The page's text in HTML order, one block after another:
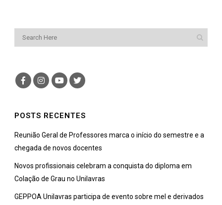
POSTS RECENTES
Reunião Geral de Professores marca o início do semestre e a
chegada de novos docentes
Novos profissionais celebram a conquista do diploma em
Colação de Grau no Unilavras
GEPPOA Unilavras participa de evento sobre mel e derivados